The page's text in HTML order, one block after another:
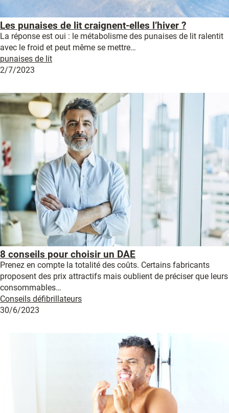
Les punaises de lit craignent-elles l’hiver ?
La réponse est oui : le métabolisme des punaises de lit ralentit
avec le froid et peut même se mettre…
punaises de lit
2/7/2023
8 conseils pour choisir un DAE
Prenez en compte la totalité des coûts. Certains fabricants
proposent des prix attractifs mais oublient de préciser que leurs
consommables…
Conseils défibrillateurs
30/6/2023